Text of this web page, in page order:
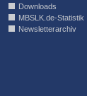
Downloads
MBSLK.de-Statistik
Newsletterarchiv